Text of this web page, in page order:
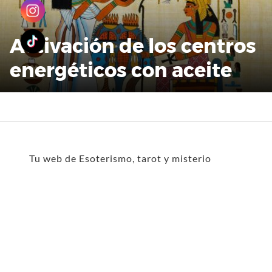
Activación de los centros
energéticos con aceite
Tu web de Esoterismo, tarot y misterio